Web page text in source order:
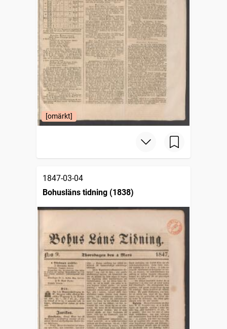
[omärkt]
1847-03-04
Bohusläns tidning (1838)